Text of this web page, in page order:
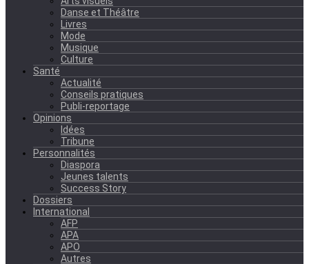
Danse et Théâtre
Livres
Mode
Musique
Culture
Santé
Actualité
Conseils pratiques
Publi-reportage
Opinions
Idées
Tribune
Personnalités
Diaspora
Jeunes talents
Success Story
Dossiers
International
AFP
APA
APO
Autres